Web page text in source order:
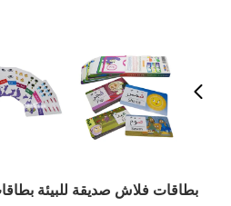
بطاقات فلاش صديقة للبيئة